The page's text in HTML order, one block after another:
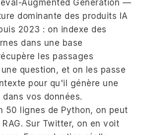
Augmented Generation —
dominante des produits IA
2023 : on indexe des
dans une base
les passages
question, et on les passe
pour qu'il génère une
vos données.
50 lignes de Python, on peut
Sur Twitter, on en voit